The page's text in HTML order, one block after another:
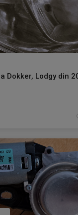
Dokker, Lodgy din